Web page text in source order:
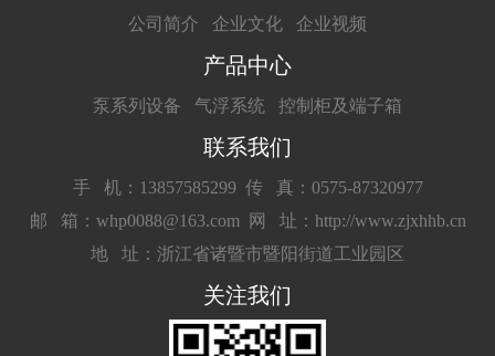
公司简介 企业文化 企业视频
产品中心
泵系列设备 气浮系统 控制柜及端子箱
联系我们
手 机：13857585299 传 真：0575-87320977
邮 箱：whp0088@163.com
网 址：http://www.zjxhhb.cn
地 址：浙江省诸暨市暨阳街道工业园区
关注我们